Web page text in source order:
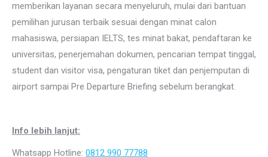
memberikan layanan secara menyeluruh, mulai dari bantuan
pemilihan jurusan terbaik sesuai dengan minat calon
mahasiswa, persiapan IELTS, tes minat bakat, pendaftaran ke
universitas, penerjemahan dokumen, pencarian tempat tinggal,
student dan visitor visa, pengaturan tiket dan penjemputan di
airport sampai Pre Departure Briefing sebelum berangkat.
Info lebih lanjut:
Whatsapp Hotline: 0812 990 77788